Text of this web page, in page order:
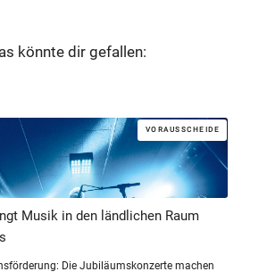
könnte dir gefallen:
VORAUSSCHEIDE
Musik in den ländlichen Raum
Die Jubiläumskonzerte machen